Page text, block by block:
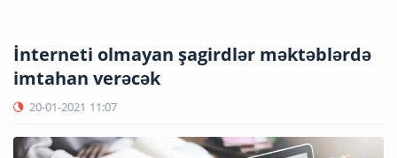
İnterneti olmayan şagirdlər məktəblərdə
imtahan verəcək
20-01-2021 11:07